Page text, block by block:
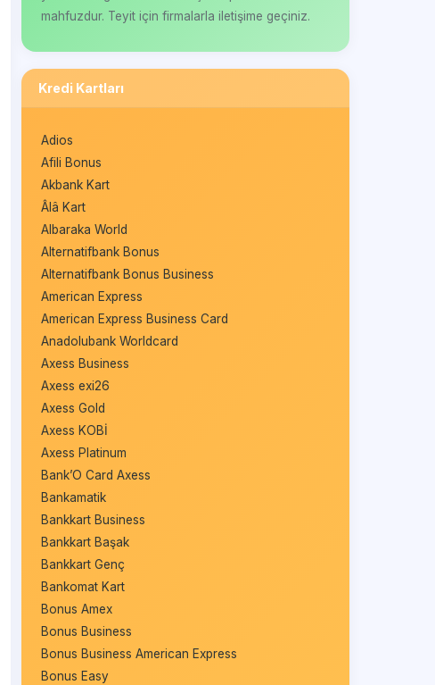
mahfuzdur. Teyit için firmalarla iletişime geçiniz.
Kredi Kartları
Adios
Afili Bonus
Akbank Kart
Âlâ Kart
Albaraka World
Alternatifbank Bonus
Alternatifbank Bonus Business
American Express
American Express Business Card
Anadolubank Worldcard
Axess Business
Axess exi26
Axess Gold
Axess KOBİ
Axess Platinum
Bank’O Card Axess
Bankamatik
Bankkart Business
Bankkart Başak
Bankkart Genç
Bankomat Kart
Bonus Amex
Bonus Business
Bonus Business American Express
Bonus Easy